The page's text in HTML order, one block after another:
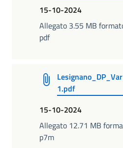
15-10-2024
Allegato 3.55 MB
pdf
1.pdf
15-10-2024
Allegato 12.71 MB
p7m